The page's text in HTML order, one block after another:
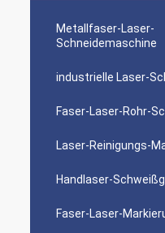
Metallfaser-Laser-
Schneidemaschine
industrielle Laser-
Faser-Laser-Rohr-
Laser-Reinigungs-
Handlaser-
Faser-Laser-